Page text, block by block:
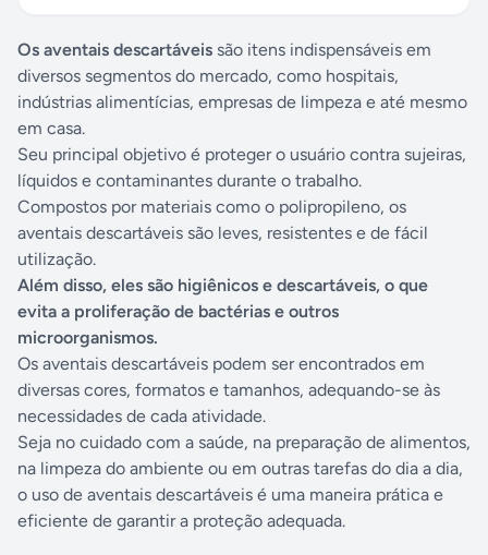
Os aventais descartáveis são itens indispensáveis em
diversos segmentos do mercado, como hospitais,
indústrias alimentícias, empresas de limpeza e até mesmo
em casa.
Seu principal objetivo é proteger o usuário contra sujeiras,
líquidos e contaminantes durante o trabalho.
Compostos por materiais como o polipropileno, os
aventais descartáveis são leves, resistentes e de fácil
utilização.
Além disso, eles são higiênicos e descartáveis, o que
evita a proliferação de bactérias e outros
microorganismos.
Os aventais descartáveis podem ser encontrados em
diversas cores, formatos e tamanhos, adequando-se às
necessidades de cada atividade.
Seja no cuidado com a saúde, na preparação de alimentos,
na limpeza do ambiente ou em outras tarefas do dia a dia,
o uso de aventais descartáveis é uma maneira prática e
eficiente de garantir a proteção adequada.